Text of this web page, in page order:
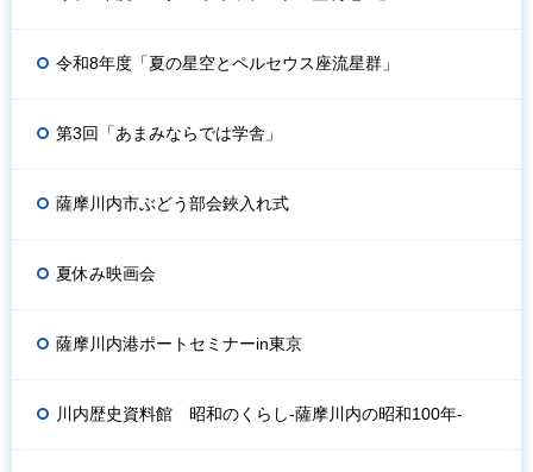
令和8年度「夏の星空とペルセウス座流星群」
第3回「あまみならでは学舎」
薩摩川内市ぶどう部会鋏入れ式
夏休み映画会
薩摩川内港ポートセミナーin東京
川内歴史資料館 昭和のくらし-薩摩川内の昭和100年-